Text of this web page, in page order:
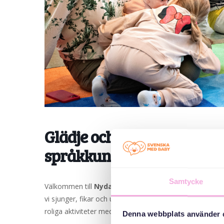
Samtycke
Denna webbplats använder
Glädje och gemenskap i
språkkunskaper
Välkommen till Nydala öppna förskolanför en mysig
vi sjunger, fikar och umgås tillsammans. Kom och
roliga aktiviteter med barnen samtidigt som vi övar